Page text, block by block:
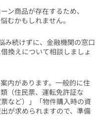
ン商品が存在するため、
むかもしれません。
み続けずに、金融機関の窓口
換えについて相談しましょ
内があります。一般的に住
（住民票、運転免許証な
など）」「物件購入時の資
が求められますので、準備